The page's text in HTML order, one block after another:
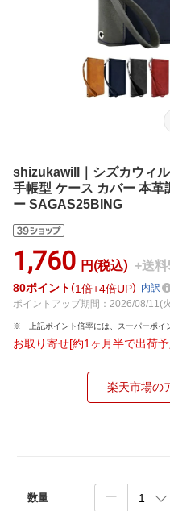
shizukawill｜シズカウィ
手帳型 ケース カバー 本
ー SAGAS25BING
1,760 円(税込) +送料
80ポイント 1倍 4倍UP
内訳
ポイントアップ期間：2026/08/11(
上記ポイント倍率には、スーパーポ
お取り寄せ[約1ヶ月半で出荷
楽天市場の
数量